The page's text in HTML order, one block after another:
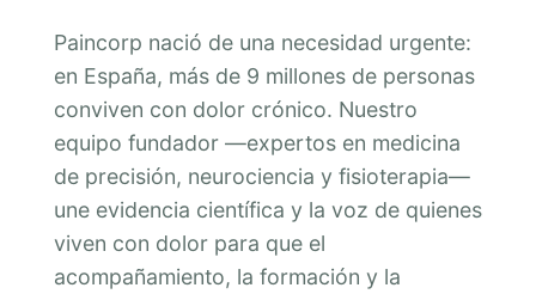
Paincorp nació de una necesidad urgente:
en España, más de 9 millones de personas
conviven con dolor crónico. Nuestro
equipo fundador —expertos en medicina
de precisión, neurociencia y fisioterapia—
une evidencia científica y la voz de quienes
viven con dolor para que el
acompañamiento, la formación y la